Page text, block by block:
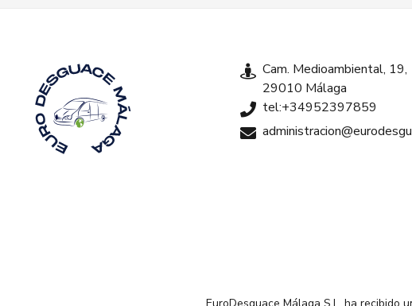
Cam. Medioambiental, 19,
29010 Málaga
tel:+34952397859